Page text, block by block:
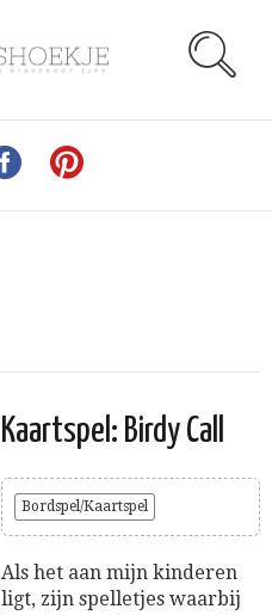
Kaartspel: Birdy Call
Bordspel/Kaartspel
Als het aan mijn kinderen
ligt, zijn spelletjes waarbij